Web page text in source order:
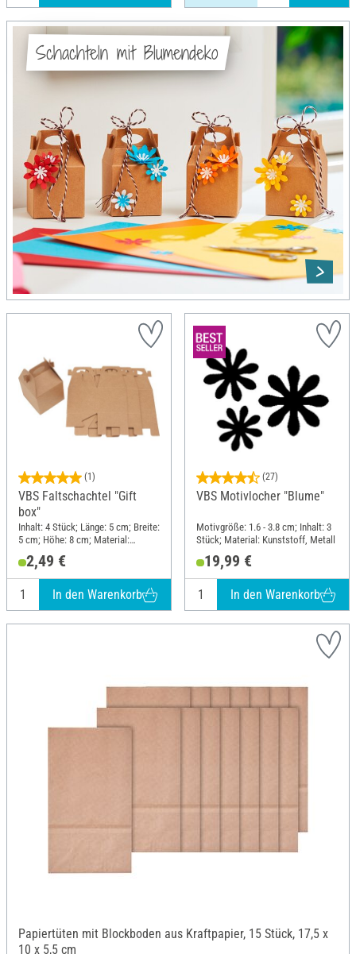
Schachteln mit Blumendeko
(1)
VBS Faltschachtel "Gift
box"
Inhalt: 4 Stück; Länge: 5 cm; Breite:
5 cm; Höhe: 8 cm; Material:
Kraftpapier
2,49 €
In den Warenkorb
(27)
VBS Motivlocher "Blume"
Motivgröße: 1.6 - 3.8 cm; Inhalt: 3
Stück; Material: Kunststoff, Metall
19,99 €
In den Warenkorb
Papiertüten mit Blockboden aus Kraftpapier, 15 Stück, 17,5 x
10 x 5,5 cm